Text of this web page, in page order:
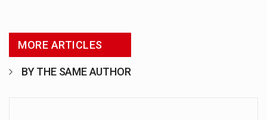
MORE ARTICLES
BY THE SAME AUTHOR